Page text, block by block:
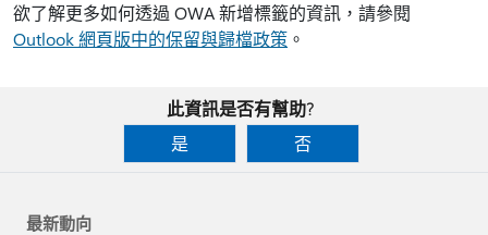
欲了解更多如何透過 OWA 新增標籤的資訊，請參閱
Outlook 網頁版中的保留與歸檔政策 。
此資訊是否有幫助?
是
否
最新動向